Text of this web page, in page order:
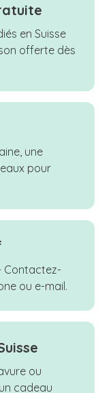
en Suisse
offerte dès
une
pour
Contactez-
ou e-mail.
ou
cadeau